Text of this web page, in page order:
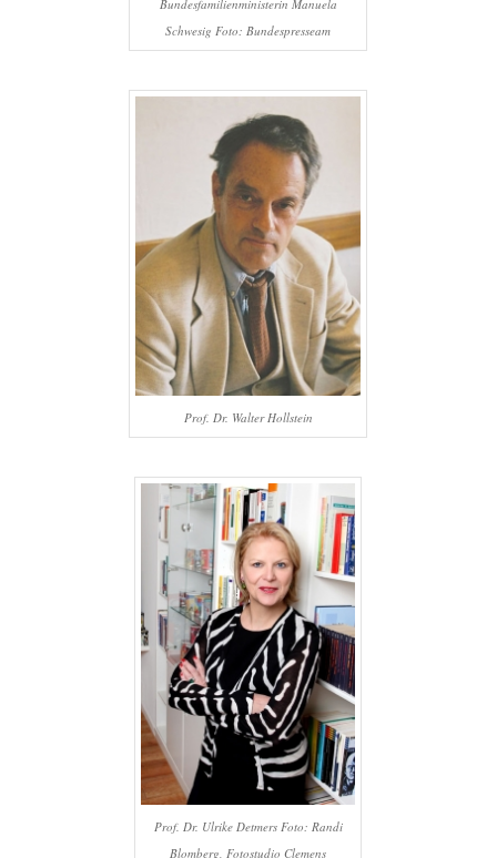
Bundesfamilienministerin Manuela
Schwesig Foto: Bundespresseam
Prof. Dr. Walter Hollstein
Prof. Dr. Ulrike Detmers Foto: Randi
Blomberg, Fotostudio Clemens